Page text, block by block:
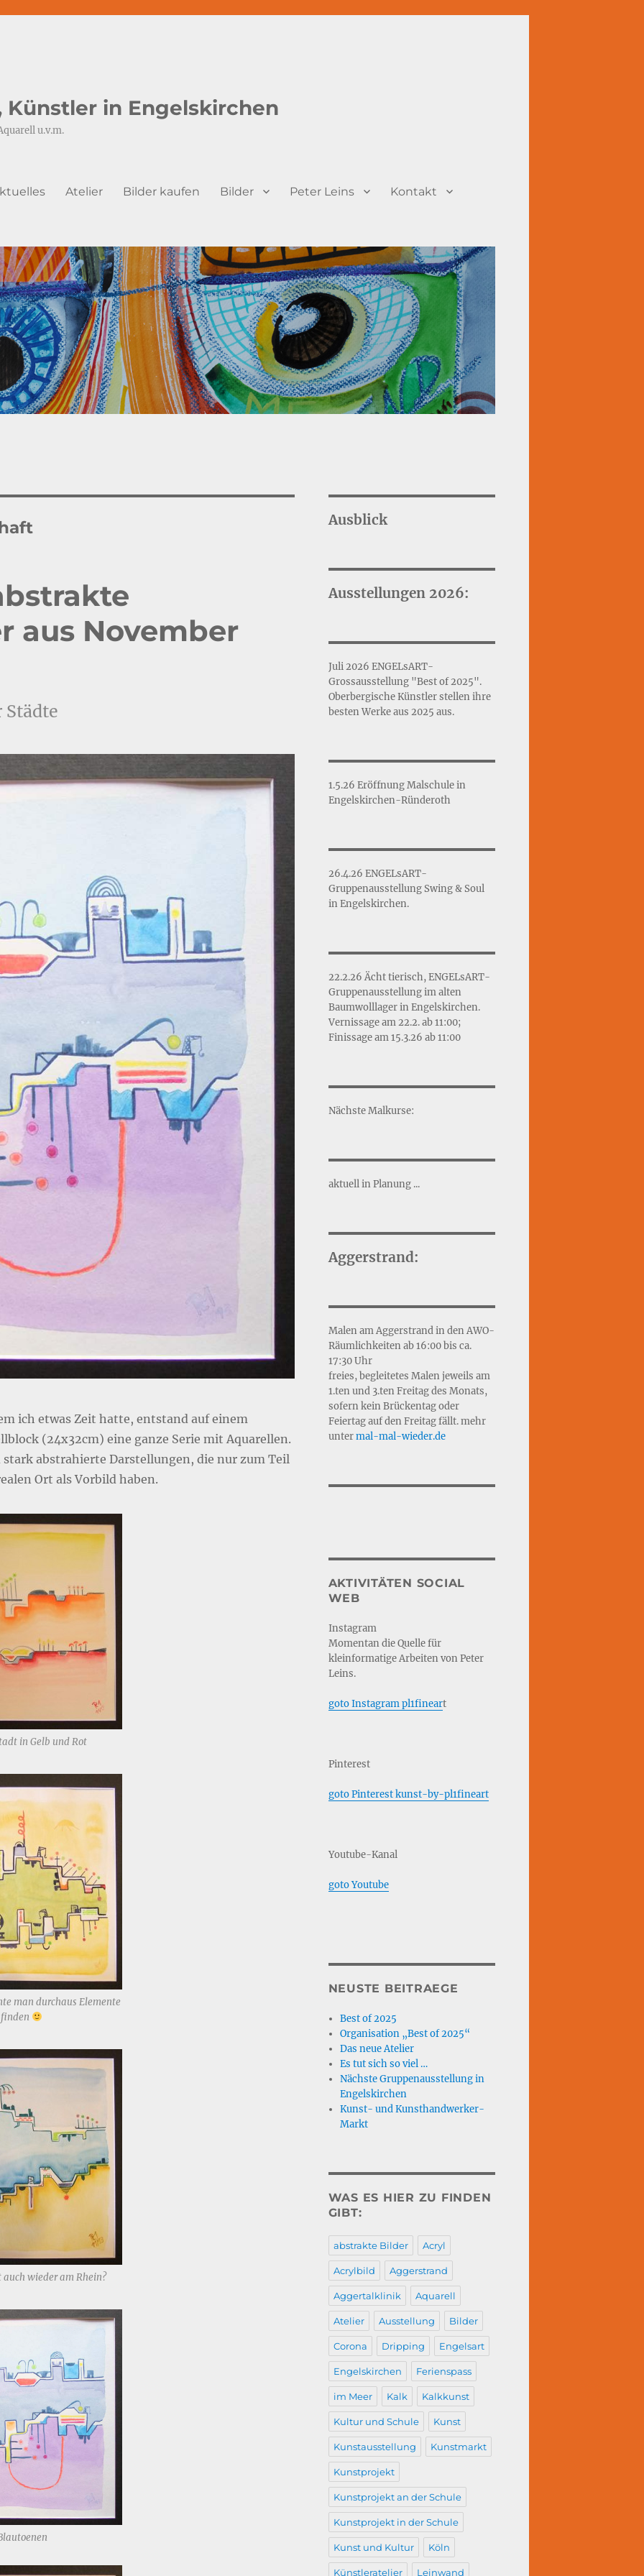
Künstler in Engelskirchen
u.v.m.
Atelier Bilder kaufen Bilder Peter Leins Kontakt
aus November
ich etwas Zeit hatte, entstand auf einem
(24x32cm) eine ganze Serie mit Aquarellen.
stark abstrahierte Darstellungen, die nur zum Teil
Ort als Vorbild haben.
in Gelb und Rot
man durchaus Elemente
wieder am Rhein?
Ausblick
Ausstellungen 2026:
Juli 2026 ENGELsART-
Grossausstellung "Best of 2025".
Oberbergische Künstler stellen ihre
besten Werke aus 2025 aus.
1.5.26 Eröffnung Malschule in
Engelskirchen-Ründeroth
26.4.26 ENGELsART-
Gruppenausstellung Swing & Soul
in Engelskirchen.
22.2.26 Ächt tierisch, ENGELsART-
Gruppenausstellung im alten
Baumwolllager in Engelskirchen.
Vernissage am 22.2. ab 11:00;
Finissage am 15.3.26 ab 11:00
Nächste Malkurse:
aktuell in Planung ...
Aggerstrand:
Malen am Aggerstrand in den AWO-
Räumlichkeiten ab 16:00 bis ca.
17:30 Uhr
freies, begleitetes Malen jeweils am
1.ten und 3.ten Freitag des Monats,
sofern kein Brückentag oder
Feiertag auf den Freitag fällt. mehr
untermal-mal-wieder.de
AKTIVITÄTEN SOCIAL
WEB
Instagram
Momentan die Quelle für
kleinformatige Arbeiten von Peter
Leins.
goto Instagram pl1fineart
Pinterest
goto Pinterest kunst-by-pl1fineart
Youtube-Kanal
goto Youtube
NEUSTE BEITRAEGE
Best of 2025
Organisation „Best of 2025“
Das neue Atelier
Es tut sich so viel …
Nächste Gruppenausstellung in
Engelskirchen
Kunst- und Kunsthandwerker-
Markt
WAS ES HIER ZU FINDEN
GIBT:
abstrakte Bilder Acryl
Acrylbild Aggerstrand
Aggertalklinik Aquarell
Atelier Ausstellung Bilder
Corona Dripping Engelsart
Engelskirchen Ferienspass
im Meer Kalk Kalkkunst
Kultur und Schule Kunst
Kunstausstellung Kunstmarkt
Kunstprojekt
Kunstprojekt an der Schule
Kunstprojekt in der Schule
Kunst und Kultur Köln
Künstleratelier Leinwand